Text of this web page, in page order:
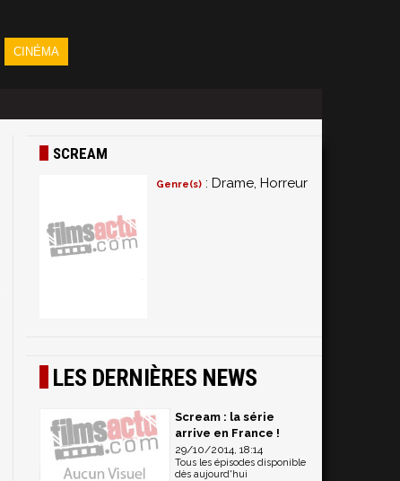
CINÉMA
SCREAM
Genre(s) : Drame, Horreur
LES DERNIÈRES NEWS
Scream : la série
arrive en France !
29/10/2014, 18:14
Tous les épisodes disponible
dès aujourd'hui